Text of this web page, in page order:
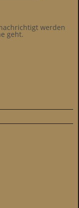
werden
geht.